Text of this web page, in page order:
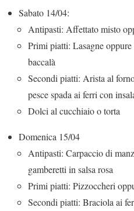
Sabato 14/04:
Antipasti: Affettato misto
Primi piatti: Lasagne
baccalà
Secondi piatti: Arista al
pesce spada ai ferri con
Dolci al cucchiaio o torta
Domenica 15/04
Antipasti: Carpaccio di
gamberetti in salsa rosa
Primi piatti: Pizzoccheri
Secondi piatti: Braciola ai